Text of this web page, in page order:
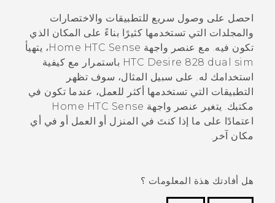
الدعم
أجهزة HTC والملحقات
احصل على وصول سريع للتطبيقات والاختصارات
والمجلدات التي تستخدمها كثيرًا بناءً على المكان الذي
تكون فيه. مع عنصر واجهة Home HTC Sense
، يتهيأ
HTC Desire 828 dual sim باستمرار مع كيفية
استخدامك له. على سبيل المثال، سوف تظهر
التطبيقات التي تستخدمها أكثر للعمل، عندما تكون في
مكتبك. يتغير عنصر واجهة Home HTC Sense
اعتمادًا على ما إذا كنتَ في المنزل أو العمل أو في أي
مكان آخر.
هل أفادتك هذة المعلومات ؟